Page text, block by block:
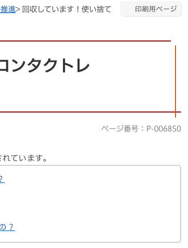
印刷用ページ
進> 回収しています！使い捨て
ンタクトレ
ページ番号：P-006850
ています。
？